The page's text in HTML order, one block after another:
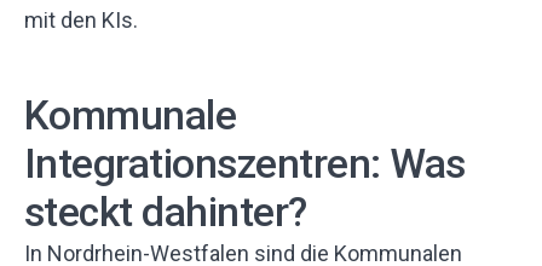
mit den KIs.
Kommunale
Integrationszentren: Was
steckt dahinter?
In Nordrhein-Westfalen sind die Kommunalen